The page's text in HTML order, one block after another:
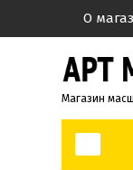
О
Магазин